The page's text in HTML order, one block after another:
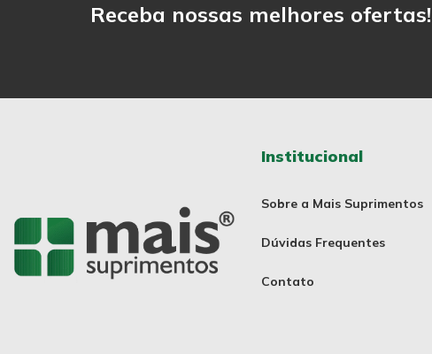
Receba nossas melhores ofertas!
Institucional
Sobre a Mais Suprimentos
Dúvidas Frequentes
Contato